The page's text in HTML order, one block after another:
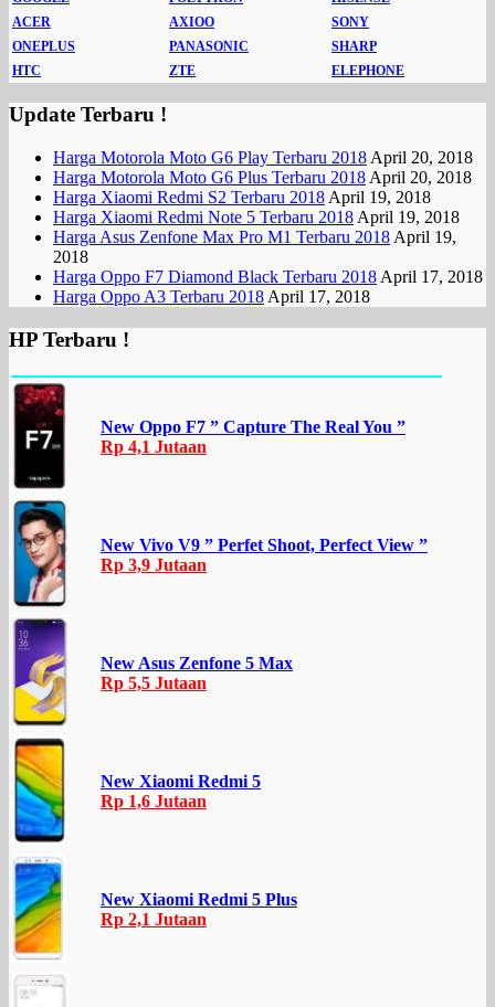
ACER
AXIOO
SONY
ONEPLUS
PANASONIC
SHARP
HTC
ZTE ELEPHONE
Update Terbaru !
Harga Motorola Moto G6 Play Terbaru 2018 April 20, 2018
Harga Motorola Moto G6 Plus Terbaru 2018 April 20, 2018
Harga Xiaomi Redmi S2 Terbaru 2018 April 19, 2018
Harga Xiaomi Redmi Note 5 Terbaru 2018 April 19, 2018
Harga Asus Zenfone Max Pro M1 Terbaru 2018 April 19,
2018
Harga Oppo F7 Diamond Black Terbaru 2018 April 17, 2018
Harga Oppo A3 Terbaru 2018 April 17, 2018
HP Terbaru !
New Oppo F7 ” Capture The Real You ”
Rp 4,1 Jutaan
New Vivo V9 ” Perfet Shoot, Perfect View ”
Rp 3,9 Jutaan
New Asus Zenfone 5 Max
Rp 5,5 Jutaan
New Xiaomi Redmi 5
Rp 1,6 Jutaan
New Xiaomi Redmi 5 Plus
Rp 2,1 Jutaan